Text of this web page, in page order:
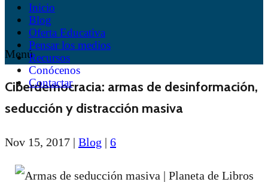
Inicio
Blog
Oferta Educativa
Pensar los medios
Recursos
Conócenos
Contactar
Menú
Ciberdemocracia: armas de desinformación,
seducción y distracción masiva
Nov 15, 2017 | Blog | 6